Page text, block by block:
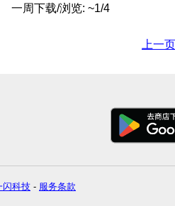
一周下载/浏览: ~1/4
上一页
闪科技 - 服务条款